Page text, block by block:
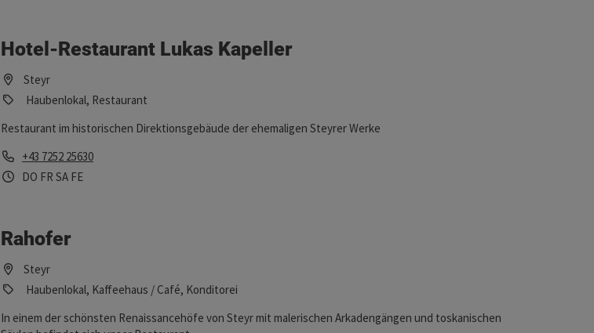
Hotel-Restaurant Lukas Kapeller
Steyr
Haubenlokal, Restaurant
Restaurant im historischen Direktionsgebäude der ehemaligen Steyrer Werke
Telefon
+43 7252 25630
Öffnungszeiten
DO Donnerstag geöffnet
FRFreitag geöffnet
SA Samstag geöffnet
FEFeiertag geöffnet
Rahofer
Steyr
Haubenlokal, Kaffeehaus / Café, Konditorei
In einem der schönsten Renaissancehöfe von Steyr mit malerischen Arkadengängen und toskanischen